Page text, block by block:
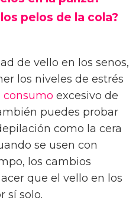
pelos de la cola?
de vello en los senos,
los niveles de estrés
consumo excesivo de
puedes probar
como la cera
se usen con
los cambios
que el vello en los
sí solo.